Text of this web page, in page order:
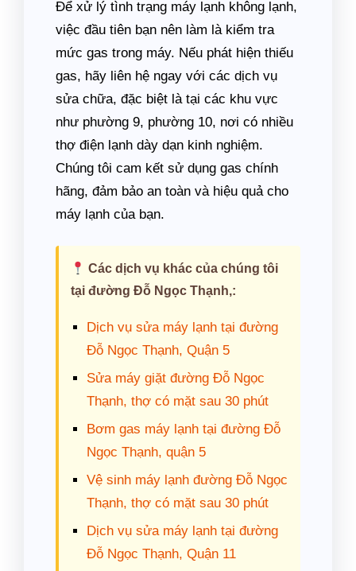
Để xử lý tình trạng máy lạnh không lạnh,
việc đầu tiên bạn nên làm là kiểm tra
mức gas trong máy. Nếu phát hiện thiếu
gas, hãy liên hệ ngay với các dịch vụ
sửa chữa, đặc biệt là tại các khu vực
như phường 9, phường 10, nơi có nhiều
thợ điện lạnh dày dạn kinh nghiệm.
Chúng tôi cam kết sử dụng gas chính
hãng, đảm bảo an toàn và hiệu quả cho
máy lạnh của bạn.
Các dịch vụ khác của chúng tôi
tại đường Đỗ Ngọc Thạnh,:
Dịch vụ sửa máy lạnh tại đường
Đỗ Ngọc Thạnh, Quận 5
Sửa máy giặt đường Đỗ Ngọc
Thạnh, thợ có mặt sau 30 phút
Bơm gas máy lạnh tại đường Đỗ
Ngọc Thạnh, quận 5
Vệ sinh máy lạnh đường Đỗ Ngọc
Thạnh, thợ có mặt sau 30 phút
Dịch vụ sửa máy lạnh tại đường
Đỗ Ngọc Thạnh, Quận 11